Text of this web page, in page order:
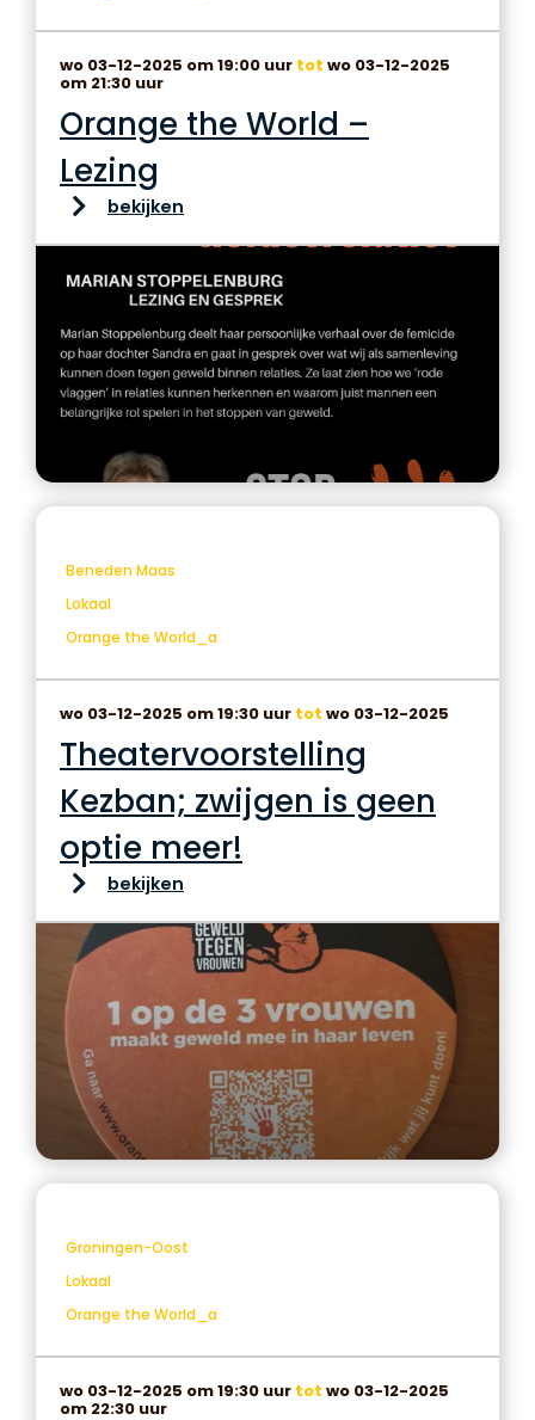
wo 03-12-2025 om 19:00 uur tot wo 03-12-2025
om 21:30 uur
Orange the World –
Lezing
bekijken
Beneden Maas
Lokaal
Orange the World_a
wo 03-12-2025 om 19:30 uur tot wo 03-12-2025
Theatervoorstelling
Kezban; zwijgen is geen
optie meer!
bekijken
Groningen-Oost
Lokaal
Orange the World_a
wo 03-12-2025 om 19:30 uur tot wo 03-12-2025
om 22:30 uur